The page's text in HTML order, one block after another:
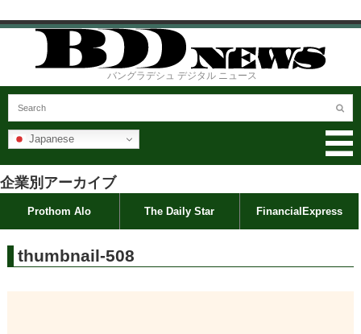
バングラデシュ デジタル ニュース
Japanese
企業別アーカイブ
Prothom Alo The Daily Star FinancialExpress
thumbnail-508